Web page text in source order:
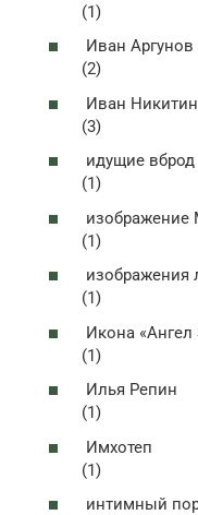
(1)
Иван Аргунов
(2)
Иван Никитин
(3)
идущие вброд
(1)
(1)
изображения
(1)
Икона
(1)
Илья Репин
(1)
Имхотеп
(1)
интимный